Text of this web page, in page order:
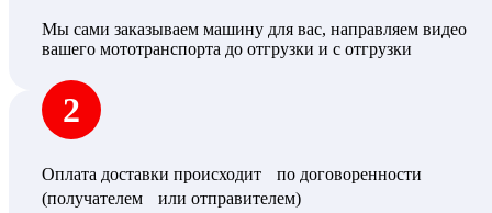
Мы сами заказываем машину для вас, направляем видео
вашего мототранспорта до отгрузки и с отгрузки
2
Оплата доставки происходит по договоренности
(получателем или отправителем)